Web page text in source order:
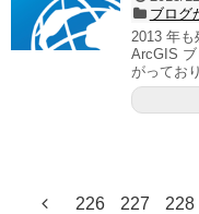
ブログ
2013 年も
ArcGIS
がってお
226 227 228